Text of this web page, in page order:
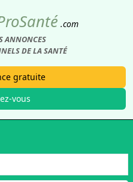
Santé .com
ANNONCES
DE LA SANTÉ
gratuite
vous